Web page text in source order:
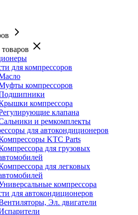
для компрессоров
компрессоров
компрессора
клапана
и ремкомплекты
для автокондиционеров
KTC Parts
для грузовых
для легковых
компрессора
для автокондиционеров
Эл. двигатели